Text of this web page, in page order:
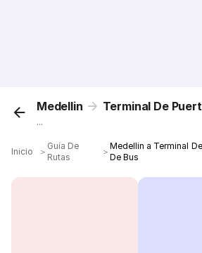
Medellin Terminal De
...
Inicio ＞
Guía De
Rutas
＞
Medellin a Terminal
De Bus